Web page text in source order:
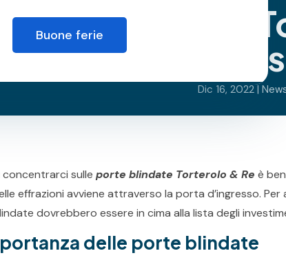
Buone ferie
Porte Blindate
Dic 16, 2022|
concentrarci sulleporte blindate Torterolo & Re è
effrazioni avviene attraverso la porta d’ingresso.
dovrebbero essere in cima alla lista degli
delle porte blindate